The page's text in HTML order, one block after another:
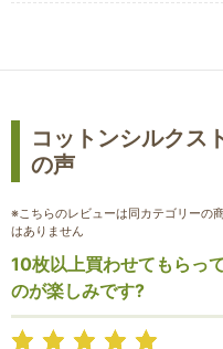
コットンシルクス
の声
※こちらのレビューは同カテゴリーの
はありません
10枚以上買わせてもらっ
のが楽しみです?